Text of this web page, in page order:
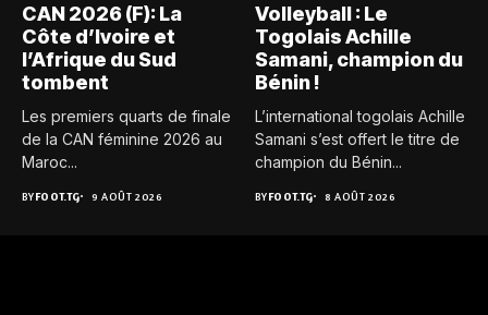
CAN 2026 (F): La
Côte d’Ivoire et
l’Afrique du Sud
tombent
Les premiers quarts de finale
de la CAN féminine 2026 au
Maroc...
BYFOOT.TG 9 AOÛT 2026
Volleyball : Le
Togolais Achille
Samani, champion du
Bénin !
L’international togolais Achille
Samani s’est offert le titre de
champion du Bénin...
BYFOOT.TG 8 AOÛT 2026